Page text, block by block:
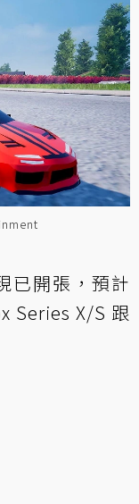
已開張，預計
Series X/S 跟